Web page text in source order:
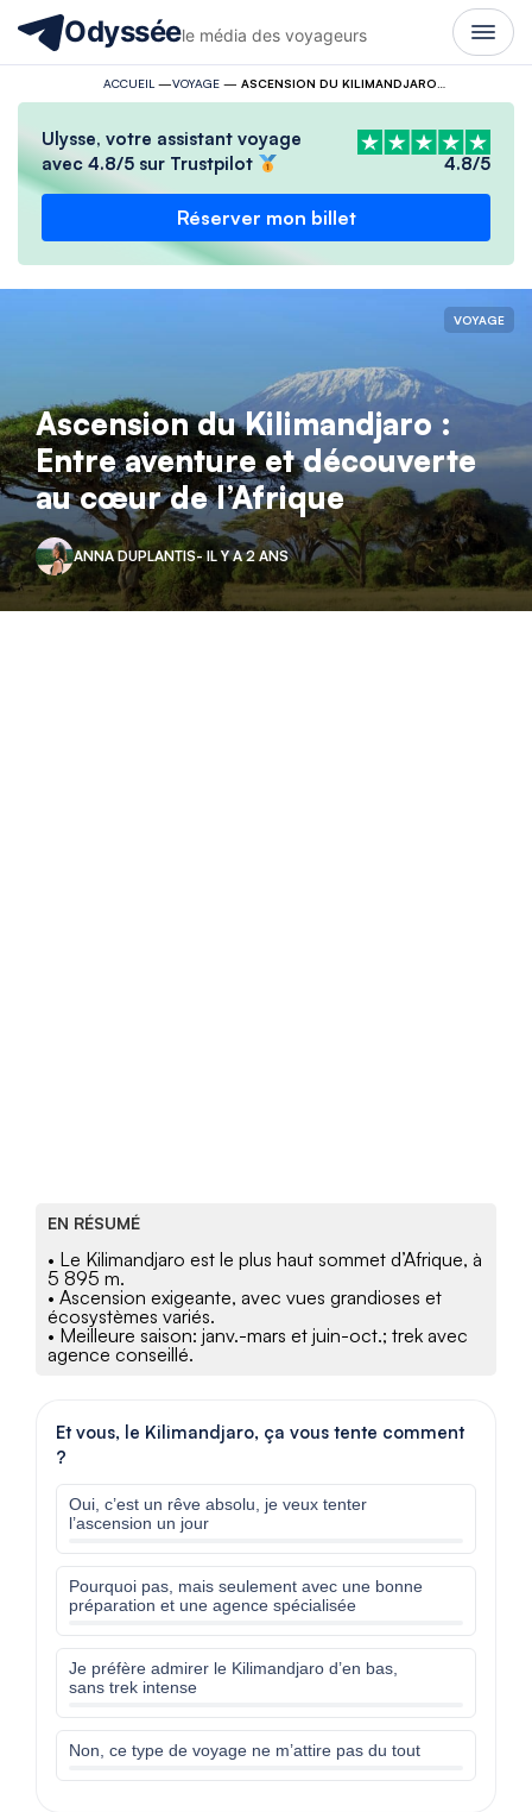
Odysséele média des voyageurs
ACCUEIL —VOYAGE—
Ulysse, votre assistant voyage
avec 4.8/5 sur Trustpilot
4.8/5
Réserver mon billet
VOYAGE
Ascension du Kilimandjaro :
Entre aventure et découverte
au cœur de l’Afrique
ANNA DUPLANTIS- IL Y A 2 ANS
EN RÉSUMÉ
• Le Kilimandjaro est le plus haut sommet d’Afrique, à
5 895 m.
• Ascension exigeante, avec vues grandioses et
écosystèmes variés.
• Meilleure saison: janv.-mars et juin-oct.; trek avec
agence conseillé.
Et vous, le Kilimandjaro, ça vous tente comment
?
Oui, c’est un rêve absolu, je veux tenter
l’ascension un jour
Pourquoi pas, mais seulement avec une bonne
préparation et une agence spécialisée
Je préfère admirer le Kilimandjaro d’en bas,
sans trek intense
Non, ce type de voyage ne m’attire pas du tout